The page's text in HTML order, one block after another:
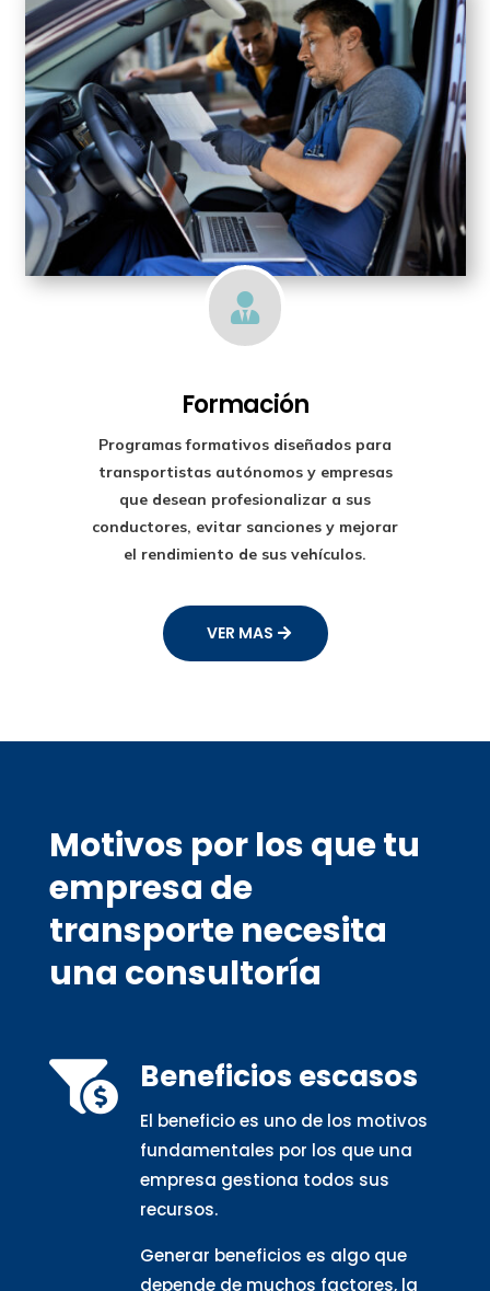

Formación
Programas formativos diseñados para
transportistas autónomos y empresas
que desean profesionalizar a sus
conductores, evitar sanciones y mejorar
el rendimiento de sus vehículos.
VER MAS
Motivos por los que tu
empresa de
transporte necesita
una consultoría
 Beneficios escasos
El beneficio es uno de los motivos
fundamentales por los que una
empresa gestiona todos sus
recursos.
Generar beneficios es algo que
depende de muchos factores, la